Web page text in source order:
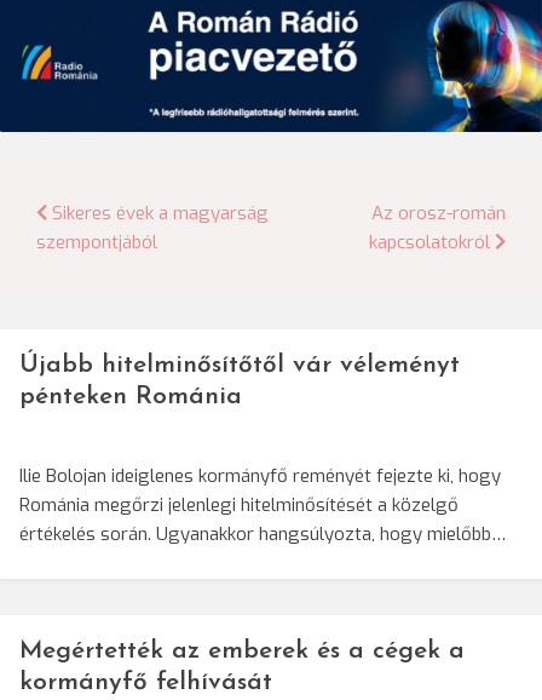
Bejegyzés
navigáció
Sikeres évek a magyarság
szempontjából
Az orosz-román
kapcsolatokról
Újabb hitelminősítőtől vár véleményt
pénteken Románia
Ilie Bolojan ideiglenes kormányfő reményét fejezte ki, hogy
Románia megőrzi jelenlegi hitelminősítését a közelgő
értékelés során. Ugyanakkor hangsúlyozta, hogy mielőbb…
Megértették az emberek és a cégek a
kormányfő felhívását